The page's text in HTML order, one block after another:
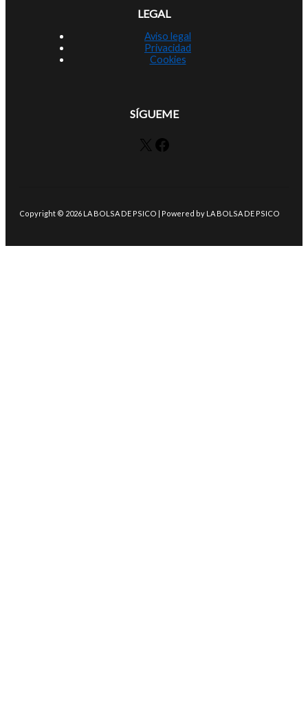
LEGAL
Aviso legal
Privacidad
Cookies
SÍGUEME
X Facebook
Copyright © 2026 LA BOLSA DE PSICO | Powered by LA BOLSA DE PSICO